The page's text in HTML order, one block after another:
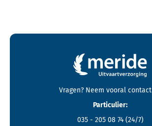
Contactgegevens en footer menu van Meride
Vragen? Neem vooral contact
Particulier:
035 - 205 08 74 (24/7)